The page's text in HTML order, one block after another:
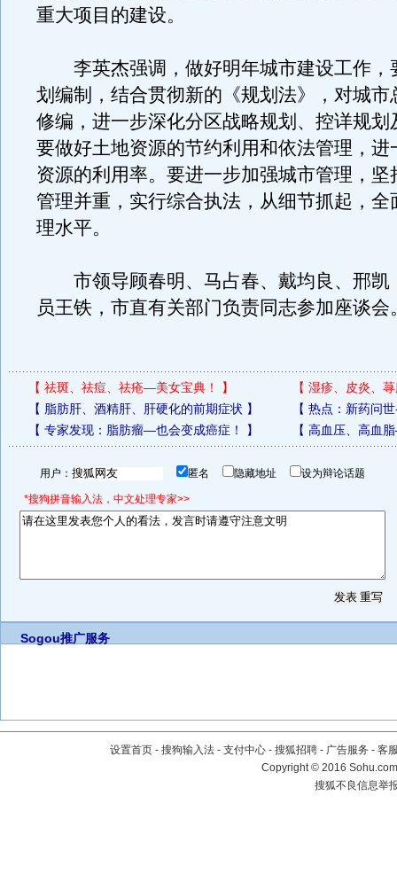
重大项目的建设。
李英杰强调，做好明年城市建设工作，
划编制，结合贯彻新的《规划法》，对城市
修编，进一步深化分区战略规划、控详规划
要做好土地资源的节约利用和依法管理，进
资源的利用率。要进一步加强城市管理，坚
管理并重，实行综合执法，从细节抓起，全
理水平。
市领导顾春明、马占春、戴均良、邢凯
员王铁，市直有关部门负责同志参加座谈会
【 祛斑、祛痘、祛疮—美女宝典！ 】 【 湿疹、皮炎、
【 脂肪肝、酒精肝、肝硬化的前期症状 】 【 热点：新药问
【 专家发现：脂肪瘤—也会变成癌症！ 】 【 高血压、高血
用户： 匿名 隐藏地址 设为辩论话题
*搜狗拼音输入法，中文处理专家>>
Sogou推广服务
设置首页 - 搜狗输入法 - 支付中心 - 搜狐招聘 - 广告服务 - 客
Copyright©2016
搜狐不良信息举